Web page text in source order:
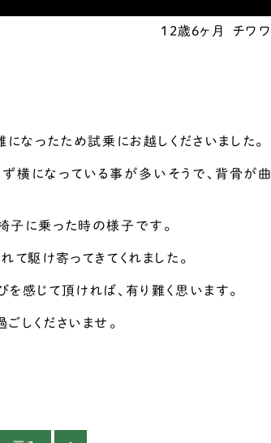
12歳6ヶ月 チワワ
なったため試乗にお越しくださいました。
横になっている事が多いそうで、背骨が曲
子に乗った時の様子です。
駆け寄ってきてくれました。
感じて頂ければ、有り難く思います。
しくださいませ。